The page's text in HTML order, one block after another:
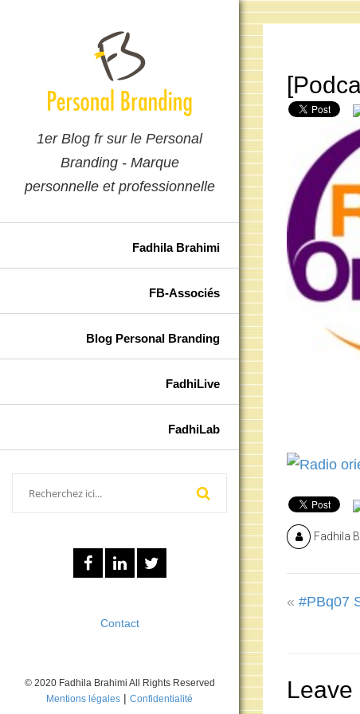
1er Blog fr sur le Personal
Branding - Marque
personnelle et professionnelle
Fadhila Brahimi
FB-Associés
Blog Personal Branding
FadhiLive
FadhiLab
Contact
© 2020 Fadhila Brahimi All Rights Reserved
Mentions légales | Confidentialité
Fadhila
« #PBq07
Leave